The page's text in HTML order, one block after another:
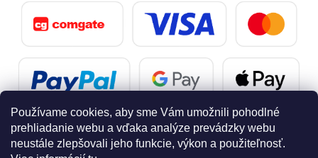
Používame cookies, aby sme Vám umožnili pohodlné
prehliadanie webu a vďaka analýze prevádzky webu
neustále zlepšovali jeho funkcie, výkon a použiteľnosť.